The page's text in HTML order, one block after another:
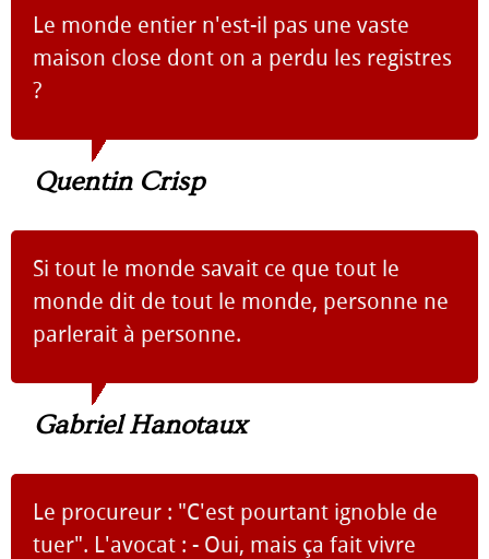
Le monde entier n'est-il pas une vaste
maison close dont on a perdu les registres
?
Quentin Crisp
Si tout le monde savait ce que tout le
monde dit de tout le monde, personne ne
parlerait à personne.
Gabriel Hanotaux
Le procureur : "C'est pourtant ignoble de
tuer". L'avocat : - Oui, mais ça fait vivre